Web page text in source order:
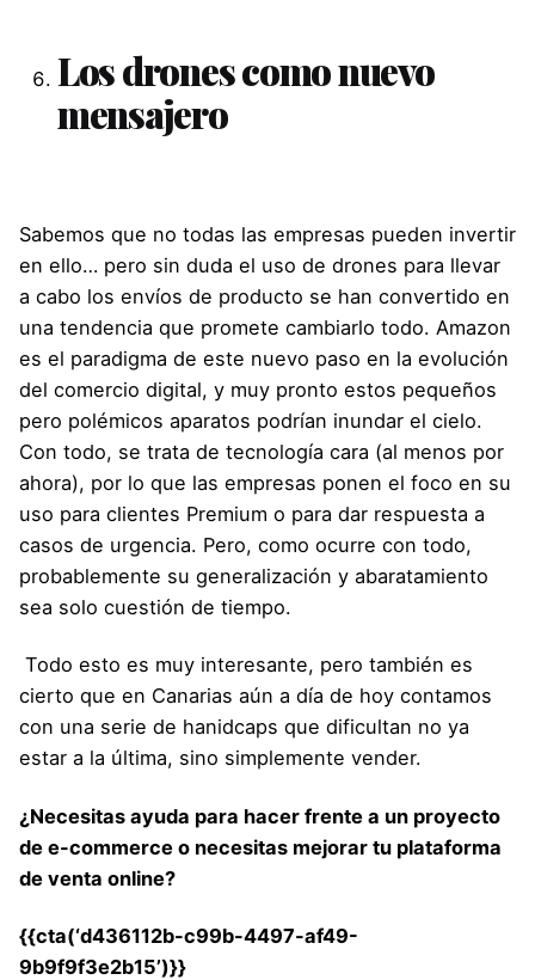
Los drones como nuevo
mensajero
Sabemos que no todas las empresas pueden invertir
en ello… pero sin duda el uso de drones para llevar
a cabo los envíos de producto se han convertido en
una tendencia que promete cambiarlo todo. Amazon
es el paradigma de este nuevo paso en la evolución
del comercio digital, y muy pronto estos pequeños
pero polémicos aparatos podrían inundar el cielo.
Con todo, se trata de tecnología cara (al menos por
ahora), por lo que las empresas ponen el foco en su
uso para clientes Premium o para dar respuesta a
casos de urgencia. Pero, como ocurre con todo,
probablemente su generalización y abaratamiento
sea solo cuestión de tiempo.
Todo esto es muy interesante, pero también es
cierto que en Canarias aún a día de hoy contamos
con una serie de hanidcaps que dificultan no ya
estar a la última, sino simplemente vender.
¿Necesitas ayuda para hacer frente a un proyecto
de e-commerce o necesitas mejorar tu plataforma
de venta online?
{{cta(‘d436112b-c99b-4497-af49-
9b9f9f3e2b15’)}}